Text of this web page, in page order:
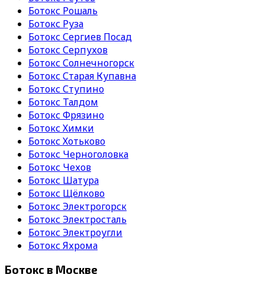
Ботокс Рошаль
Ботокс Руза
Ботокс Сергиев Посад
Ботокс Серпухов
Ботокс Солнечногорск
Ботокс Старая Купавна
Ботокс Ступино
Ботокс Талдом
Ботокс Фрязино
Ботокс Химки
Ботокс Хотьково
Ботокс Черноголовка
Ботокс Чехов
Ботокс Шатура
Ботокс Щёлково
Ботокс Электрогорск
Ботокс Электросталь
Ботокс Электроугли
Ботокс Яхрома
Ботокс в Москве